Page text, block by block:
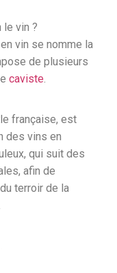
le vin ?
vin se nomme la
de plusieurs
caviste
française, est
des vins en
qui suit des
afin de
terroir de la